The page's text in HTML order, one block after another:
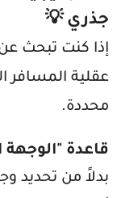
جذري 💡
إذا كنت تبحث عن
عقلية المسافر
محددة.
قاعدة "الوجهة
بدلاً من تحديد